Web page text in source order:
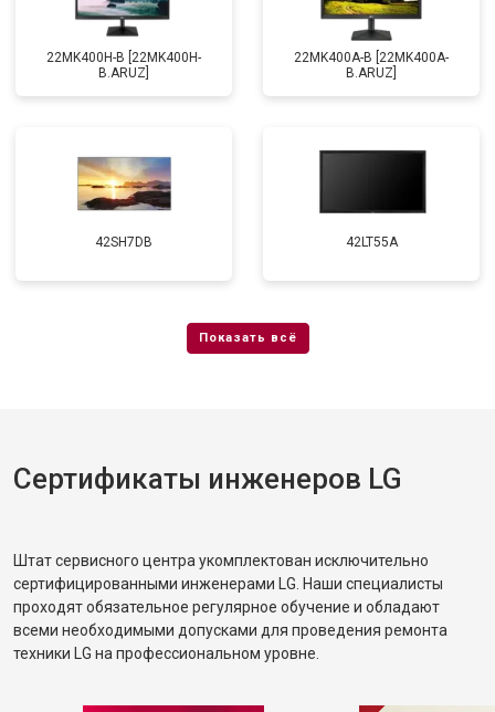
22MK400H-B [22MK400H-
B.ARUZ]
22MK400A-B [22MK400A-
B.ARUZ]
42SH7DB 42LT55A
Сертификаты инженеров LG
Штат сервисного центра укомплектован исключительно
сертифицированными инженерами LG. Наши специалисты
проходят обязательное регулярное обучение и обладают
всеми необходимыми допусками для проведения ремонта
техники LG на профессиональном уровне.